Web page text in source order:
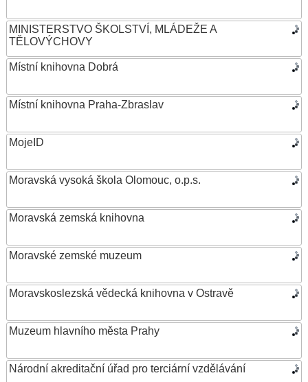
MINISTERSTVO ŠKOLSTVÍ, MLÁDEŽE A
TĚLOVÝCHOVY
Místní knihovna Dobrá
Místní knihovna Praha-Zbraslav
MojeID
Moravská vysoká škola Olomouc, o.p.s.
Moravská zemská knihovna
Moravské zemské muzeum
Moravskoslezská vědecká knihovna v Ostravě
Muzeum hlavního města Prahy
Národní akreditační úřad pro terciární vzdělávání